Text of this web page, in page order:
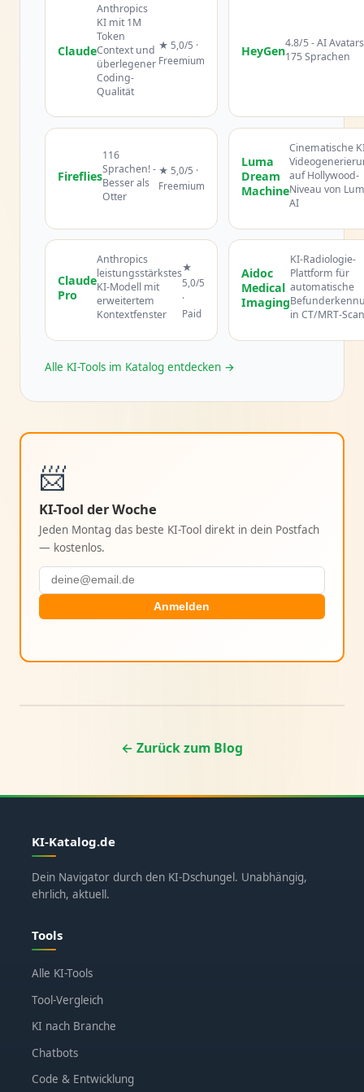
Claude
Anthropics
KI mit 1M
Token
Context und
überlegener
Coding-
Qualität
★ 5,0/5 ·
Freemium
HeyGen4.8/5 - AI
175 Sprachen
Fireflies
116
Sprachen! -
Besser als
Otter
★ 5,0/5 ·
Freemium
Luma
Dream
Machine
Cinematische
auf Hollywood-
Niveau von
AI
Claude
Pro
Anthropics
leistungsstärkstes
KI-Modell mit
erweitertem
Kontextfenster
★
5,0/5
·
Paid
Aidoc
Medical
Imaging
KI-Radiologie-
Plattform für
automatische
in CT/MRT-
Alle KI-Tools im Katalog entdecken →
📨
KI-Tool der Woche
Jeden Montag das beste KI-Tool direkt in dein Postfach
— kostenlos.
Anmelden
← Zurück zum Blog
KI-Katalog.de
Dein Navigator durch den KI-Dschungel. Unabhängig,
ehrlich, aktuell.
Tools
Alle KI-Tools
Tool-Vergleich
KI nach Branche
Chatbots
Code & Entwicklung